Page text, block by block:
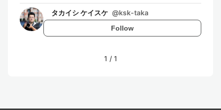
タカイシ ケイスケ @ksk-taka
Follow
1 / 1